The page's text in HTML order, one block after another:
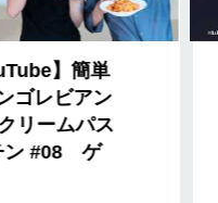
】簡単
ゴレビアン
リームパス
ン #08 ゲ